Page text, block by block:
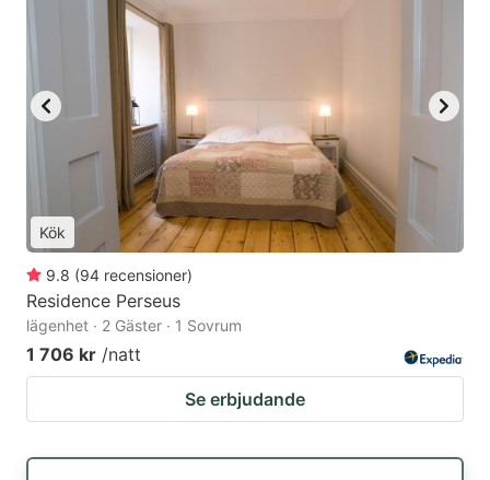
Kök
9.8 (94 recensioner)
Residence Perseus
lägenhet · 2 Gäster · 1 Sovrum
1 706 kr /natt
Se erbjudande